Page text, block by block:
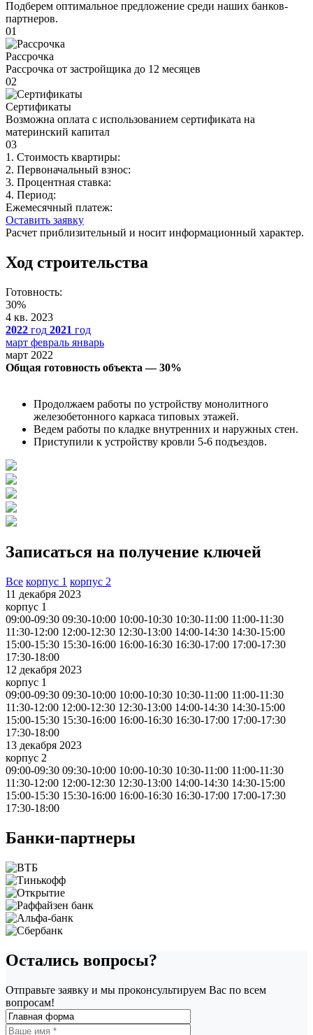
Подберем оптимальное предложение среди наших банков-
партнеров.
01
Рассрочка
Рассрочка от застройщика до 12 месяцев
02
Сертификаты
Возможна оплата с использованием сертификата на
материнский капитал
03
1. Стоимость квартиры:
2. Первоначальный взнос:
3. Процентная ставка:
4. Период:
Ежемесячный платеж:
Оставить заявку
Расчет приблизительный и носит информационный характер.
Ход строительства
Готовность:
30%
4 кв. 2023
2022 год 2021 год
март февраль январь
март 2022
Общая готовность объекта — 30%
Продолжаем работы по устройству монолитного
железобетонного каркаса типовых этажей.
Ведем работы по кладке внутренних и наружных стен.
Приступили к устройству кровли 5-6 подъездов.
Записаться на получение ключей
Все корпус 1 корпус 2
11 декабря 2023
корпус 1
09:00-09:30 09:30-10:00 10:00-10:30 10:30-11:00 11:00-11:30
11:30-12:00 12:00-12:30 12:30-13:00 14:00-14:30 14:30-15:00
15:00-15:30 15:30-16:00 16:00-16:30 16:30-17:00 17:00-17:30
17:30-18:00
12 декабря 2023
корпус 1
09:00-09:30 09:30-10:00 10:00-10:30 10:30-11:00 11:00-11:30
11:30-12:00 12:00-12:30 12:30-13:00 14:00-14:30 14:30-15:00
15:00-15:30 15:30-16:00 16:00-16:30 16:30-17:00 17:00-17:30
17:30-18:00
13 декабря 2023
корпус 2
09:00-09:30 09:30-10:00 10:00-10:30 10:30-11:00 11:00-11:30
11:30-12:00 12:00-12:30 12:30-13:00 14:00-14:30 14:30-15:00
15:00-15:30 15:30-16:00 16:00-16:30 16:30-17:00 17:00-17:30
17:30-18:00
Банки-партнеры
Остались вопросы?
Отправьте заявку и мы проконсультируем Вас по всем
вопросам!